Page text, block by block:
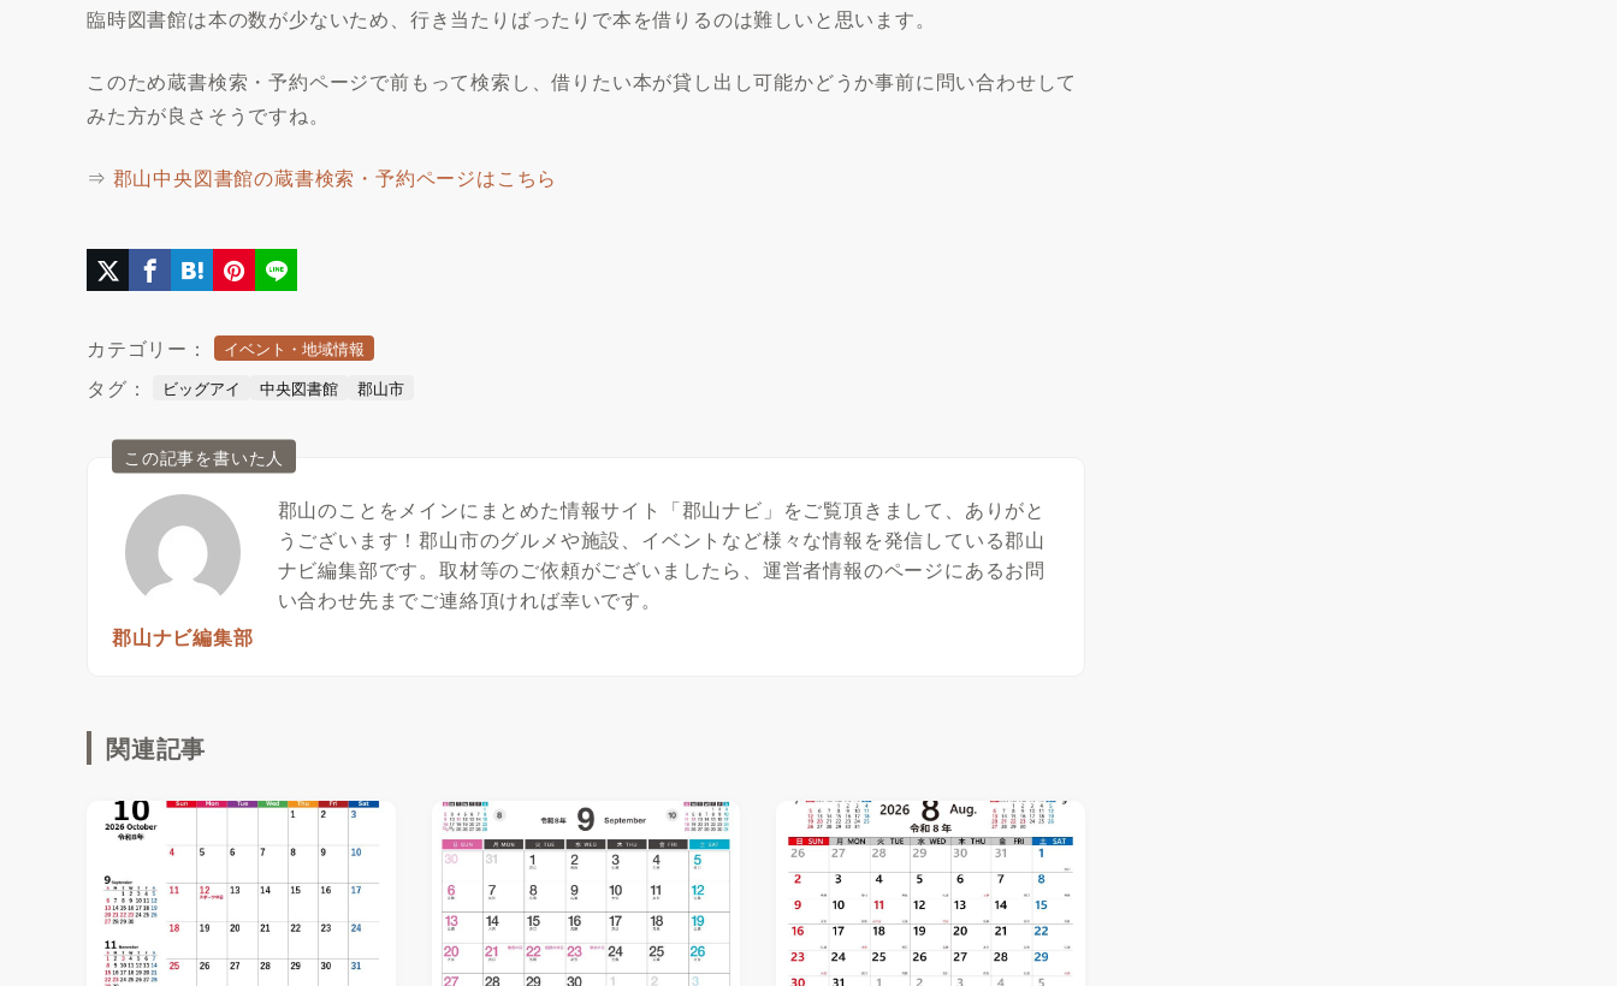
臨時図書館は本の数が少ないため、行き当たりばったりで本を借りるのは難しいと思います。
このため蔵書検索・予約ページで前もって検索し、借りたい本が貸し出し可能かどうか事前に問い合わせして
みた方が良さそうですね。
⇒ 郡山中央図書館の蔵書検索・予約ページはこちら
カテゴリー： イベント・地域情報
タグ： ビッグアイ 中央図書館 郡山市
この記事を書いた人
郡山ナビ編集部
郡山のことをメインにまとめた情報サイト「郡山ナビ」をご覧頂きまして、ありがと
うございます！郡山市のグルメや施設、イベントなど様々な情報を発信している郡山
ナビ編集部です。取材等のご依頼がございましたら、運営者情報のページにあるお問
い合わせ先までご連絡頂ければ幸いです。
関連記事